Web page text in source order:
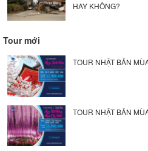
HAY KHÔNG?
Tour mới
TOUR NHẬT BẢN
TOUR NHẬT BẢN